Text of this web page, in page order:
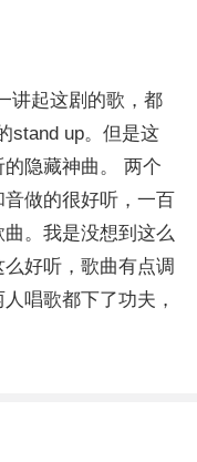
讲起这剧的歌，都
stand up。但是这
隐藏神曲。 两个
做的很好听，一百
。我是没想到这么
好听，歌曲有点调
唱歌都下了功夫，